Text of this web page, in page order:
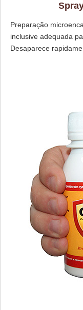
Preparação
inclusive adequada
Desaparece